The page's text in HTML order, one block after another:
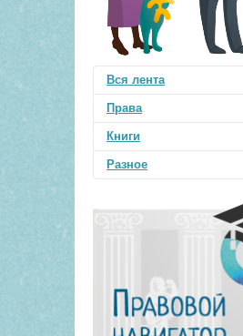
Вся лента
Права
Книги
Разное